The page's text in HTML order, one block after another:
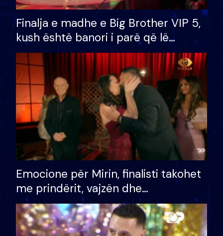
Finalja e madhe e Big Brother VIP 5,
kush është banori i parë që lë
shtëpinë dhe humb mundësinë për
të fituar çmimin e madh
Emocione për Mirin, finalisti takohet
me prindërit, vajzën dhe
bashkëshorten: S’kemi ndonjë letër
divorci apo jo?